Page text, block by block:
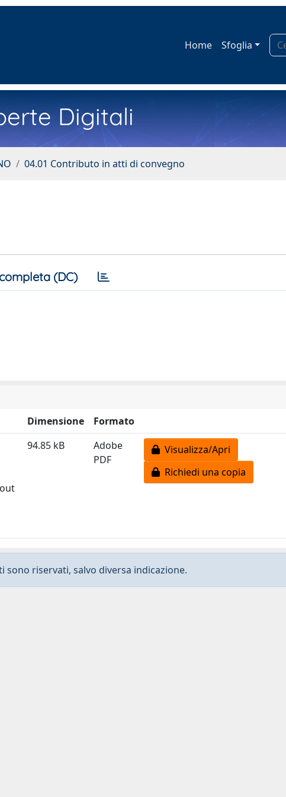
Home Sfoglia
Digitali
04.01 Contributo in atti di convegno
(DC)
Dimensione
Formato
94.85 kB
Adobe
PDF
Visualizza/Apri
Richiedi una copia
riservati, salvo diversa indicazione.